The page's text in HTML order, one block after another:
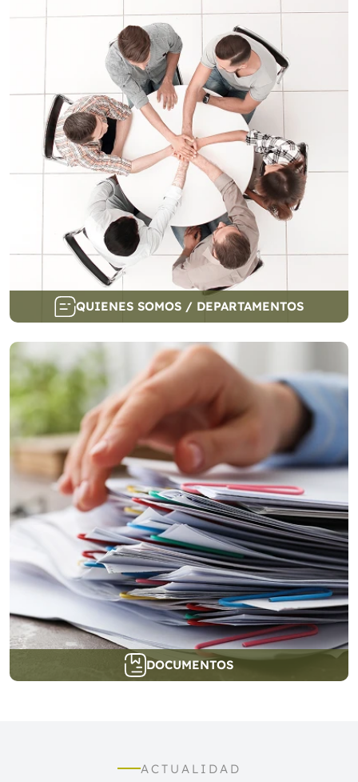
DOCUMENTOS
QUIENES SOMOS / DEPARTAMENTOS
ACTUALIDAD